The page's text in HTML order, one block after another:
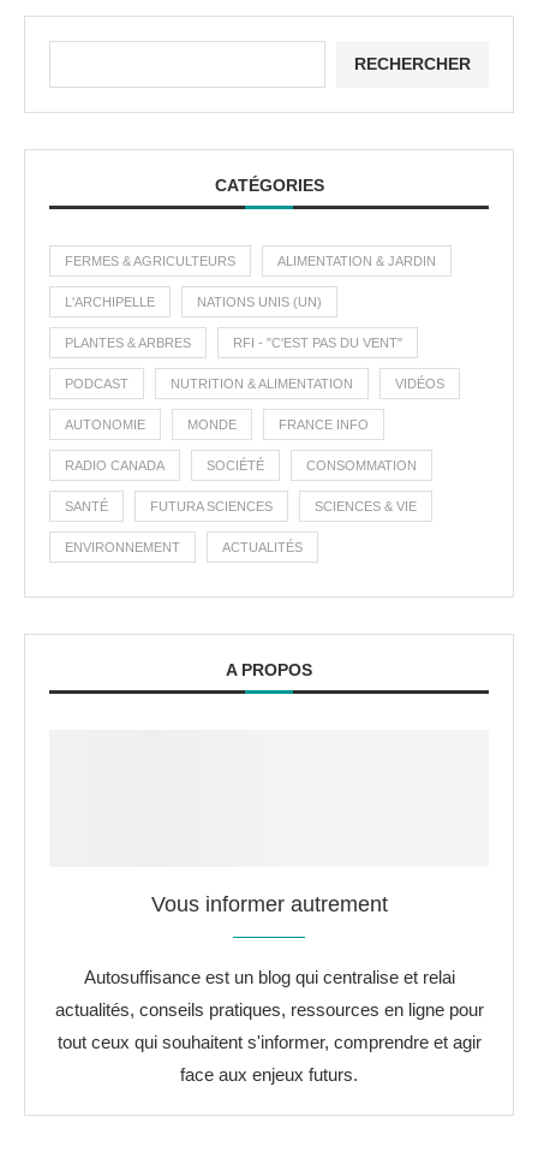
RECHERCHER
CATÉGORIES
FERMES & AGRICULTEURS ALIMENTATION & JARDIN
L'ARCHIPELLE NATIONS UNIS (UN)
PLANTES & ARBRES RFI - "C'EST PAS DU VENT"
PODCAST NUTRITION & ALIMENTATION VIDÉOS
AUTONOMIE MONDE FRANCE INFO
RADIO CANADA SOCIÉTÉ CONSOMMATION
SANTÉ FUTURA SCIENCES SCIENCES & VIE
ENVIRONNEMENT ACTUALITÉS
A PROPOS
Vous informer autrement
Autosuffisance est un blog qui centralise et relai
actualités, conseils pratiques, ressources en ligne pour
tout ceux qui souhaitent s'informer, comprendre et agir
face aux enjeux futurs.